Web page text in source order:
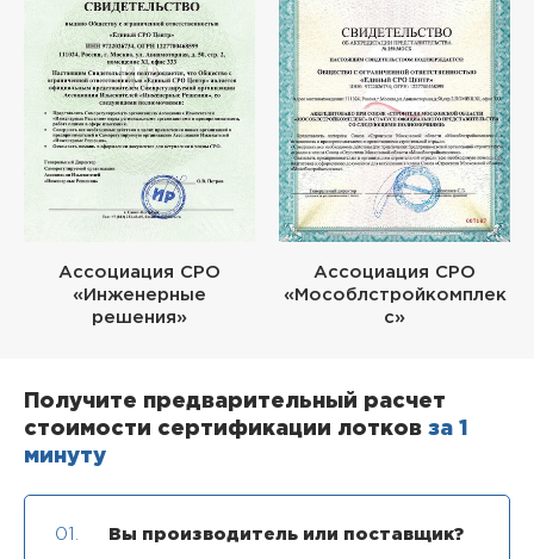
Ассоциация СРО
«Инженерные
решения»
Ассоциация СРО
«Мособлстройкомплек
с»
Получите предварительный расчет
стоимости сертификации лотков за 1
минуту
01. Вы производитель или поставщик?